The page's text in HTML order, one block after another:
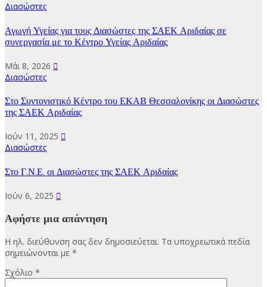
Διασώστες
Αγωγή Υγείας για τους Διασώστες της ΣΑΕΚ Αριδαίας σε
συνεργασία με το Κέντρο Υγείας Αριδαίας
Μάι 8, 2026
Διασώστες
Στο Συντονιστικό Κέντρο του ΕΚΑΒ Θεσσαλονίκης οι Διασώστες
της ΣΑΕΚ Αριδαίας
Ιούν 11, 2025
Διασώστες
Στο Γ.Ν.Ε. οι Διασώστες της ΣΑΕΚ Αριδαίας
Ιούν 6, 2025
Αφήστε μια απάντηση
Η ηλ. διεύθυνση σας δεν δημοσιεύεται. Τα υποχρεωτικά πεδία
σημειώνονται με *
Σχόλιο *